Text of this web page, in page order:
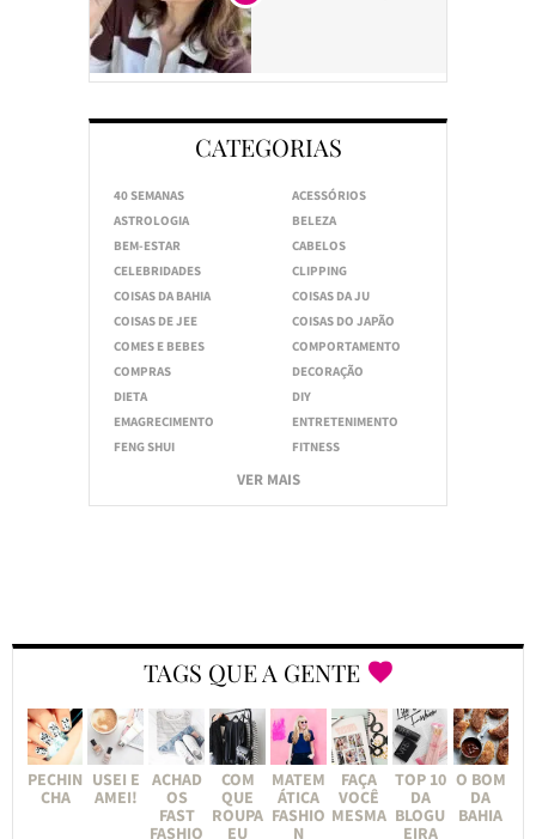
CATEGORIAS
40 SEMANAS
ACESSÓRIOS
ASTROLOGIA
BELEZA
BEM-ESTAR
CABELOS
CELEBRIDADES
CLIPPING
COISAS DA BAHIA
COISAS DA JU
COISAS DE JEE
COISAS DO JAPÃO
COMES E BEBES
COMPORTAMENTO
COMPRAS
DECORAÇÃO
DIETA
DIY
EMAGRECIMENTO
ENTRETENIMENTO
FENG SHUI
FITNESS
VER MAIS
TAGS QUE A GENTE
PECHIN
CHA
USEI E
AMEI!
ACHAD
OS
FAST
FASHIO
COM
QUE
ROUPA
EU
MATEM
ÁTICA
FASHIO
N
FAÇA
VOCÊ
MESMA
TOP 10
DA
BLOGU
EIRA
O BOM
DA
BAHIA